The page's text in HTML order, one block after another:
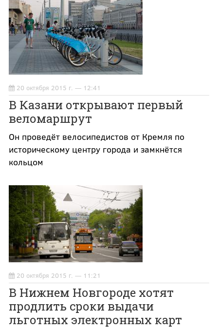
20 октября 2015 г. — 12:41
В Казани открывают первый
веломаршрут
Он проведёт велосипедистов от Кремля по
историческому центру города и замкнётся
кольцом
20 октября 2015 г. — 11:21
В Нижнем Новгороде хотят
продлить сроки выдачи
льготных электронных карт